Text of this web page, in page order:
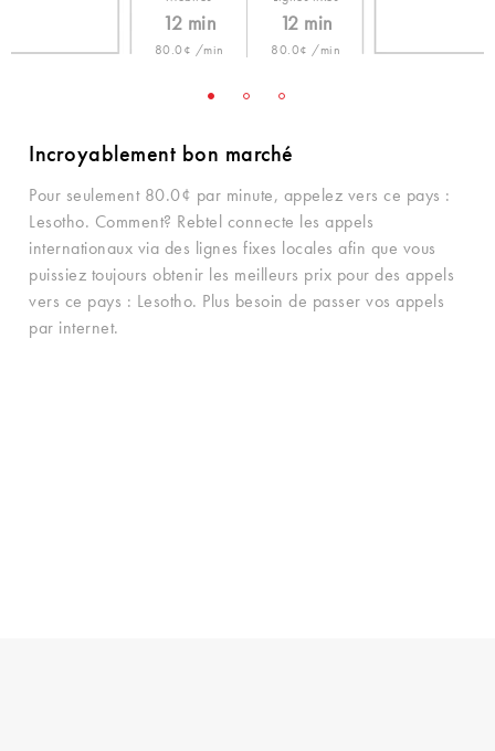
12 min
80.0¢ /min
12 min
80.0¢ /min
Incroyablement bon marché
Pour seulement 80.0¢ par minute, appelez vers ce pays :
Lesotho. Comment? Rebtel connecte les appels
internationaux via des lignes fixes locales afin que vous
puissiez toujours obtenir les meilleurs prix pour des appels
vers ce pays : Lesotho. Plus besoin de passer vos appels
par internet.